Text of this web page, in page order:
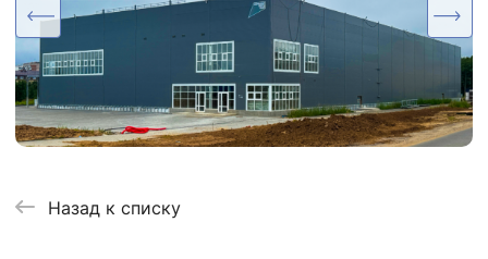
Назад к списку